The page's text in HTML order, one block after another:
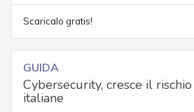
Scaricalo gratis!
GUIDA
Cybersecurity, cresce il
italiane